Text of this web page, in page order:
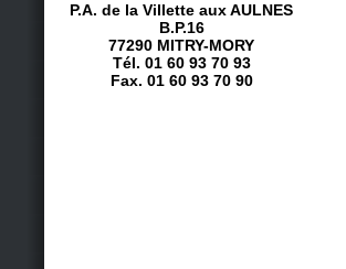
P.A. de la Villette aux AULNES
B.P.16
77290 MITRY-MORY
Tél. 01 60 93 70 93
Fax. 01 60 93 70 90